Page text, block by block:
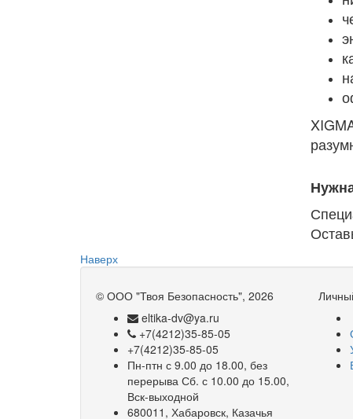
Наверх
© ООО "Твоя Безопасность", 2026
eltika-dv@ya.ru
+7(4212)35-85-05
+7(4212)35-85-05
Пн-птн с 9.00 до 18.00, без
перерыва Сб. с 10.00 до 15.00,
Вск-выходной
680011, Хабаровск, Казачья